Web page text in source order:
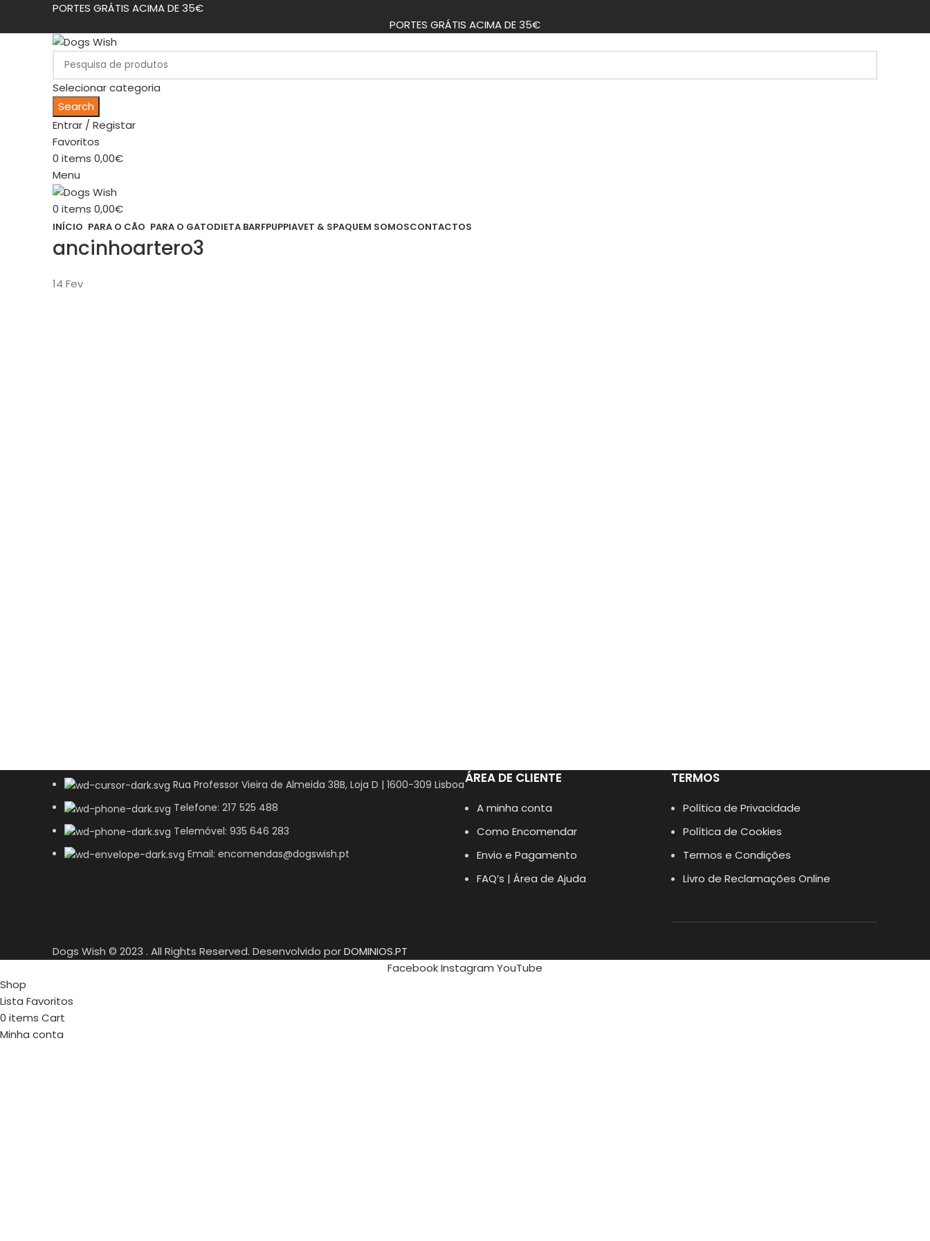
PORTES GRÁTIS ACIMA DE 35€
PORTES GRÁTIS ACIMA DE 35€
Selecionar categoria
Search
Entrar / Registar
Favoritos
0 items 0,00€
Menu
0 items 0,00€
INÍCIO PARA O CÃO PARA O GATODIETA BARFPUPPIAVET & SPAQUEM SOMOSCONTACTOS
ancinhoartero3
14 Fev
Rua Professor Vieira de Almeida 38B, Loja D | 1600-309 Lisboa
Telefone: 217 525 488
Telemóvel: 935 646 283
Email: encomendas@dogswish.pt
ÁREA DE CLIENTE
A minha conta
Como Encomendar
Envio e Pagamento
FAQ’s | Área de Ajuda
TERMOS
Política de Privacidade
Política de Cookies
Termos e Condições
Livro de Reclamações Online
Dogs Wish © 2023 . All Rights Reserved. Desenvolvido porDOMINIOS.PT
FacebookInstagram YouTube
Shop
Lista Favoritos
0 items Cart
Minha conta